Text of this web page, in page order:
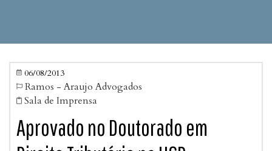
 06/08/2013
 Ramos - Araujo Advogados
 Sala de Imprensa
Aprovado no Doutorado em